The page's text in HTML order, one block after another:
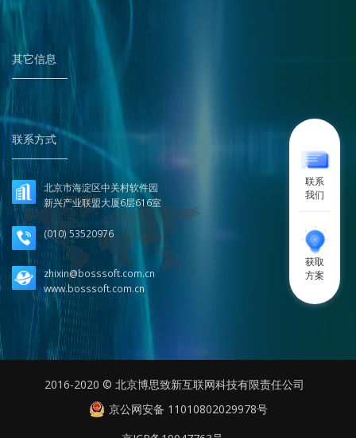
其它信息
联系方式
北京市海淀区中关村软件园
新兴产业联盟大厦6层616室
(010) 53520976
zhixin@bosssoft.com.cn
www.bosssoft.com.cn
2016-2020 © 北京博思致新互联网科技有限责任公司
京公网安备 11010802029978号
联系
我们
获取
方案